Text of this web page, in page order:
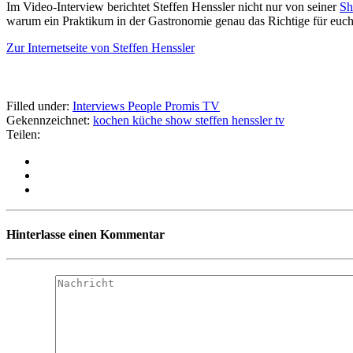
Im Video-Interview berichtet Steffen Henssler nicht nur von seiner
warum ein Praktikum in der Gastronomie genau das Richtige für
Zur Internetseite von Steffen Henssler
Filled under: Interviews People Promis TV
Gekennzeichnet: kochen küche show steffen hensslertv
Teilen:
Hinterlasse einen Kommentar